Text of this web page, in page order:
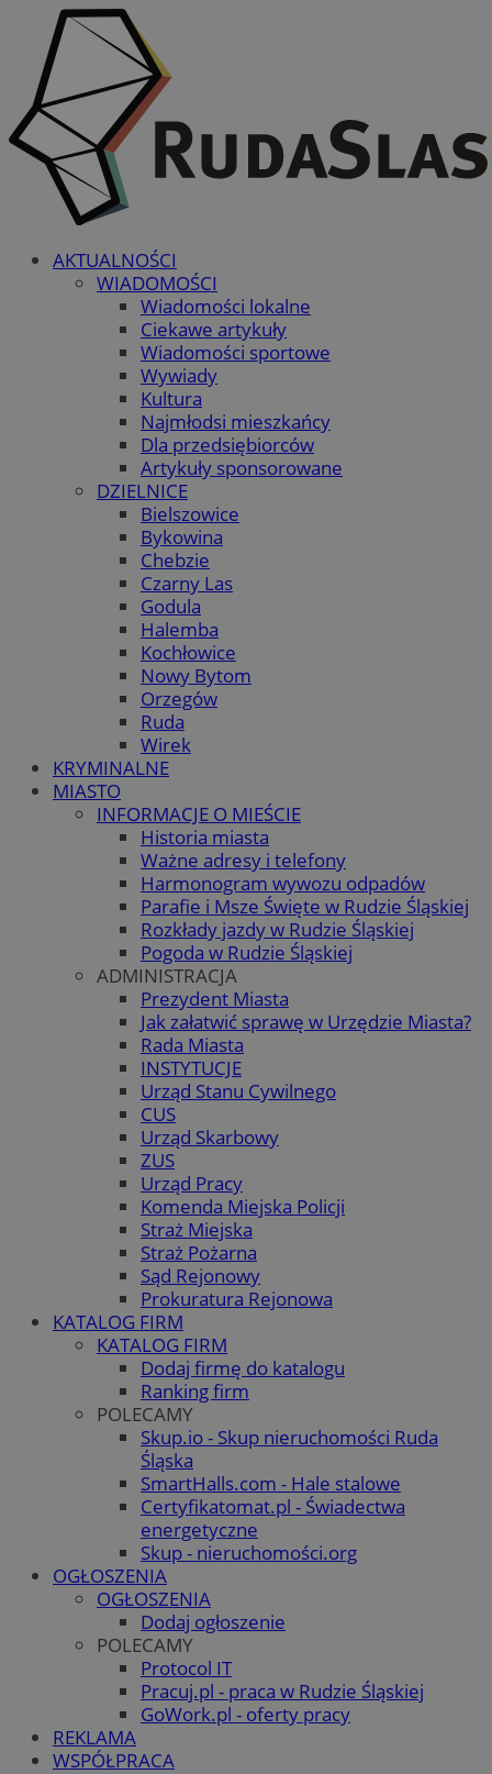
AKTUALNOŚCI
WIADOMOŚCI
Wiadomości lokalne
Ciekawe artykuły
Wiadomości sportowe
Wywiady
Kultura
Najmłodsi mieszkańcy
Dla przedsiębiorców
Artykuły sponsorowane
DZIELNICE
Bielszowice
Bykowina
Chebzie
Czarny Las
Godula
Halemba
Kochłowice
Nowy Bytom
Orzegów
Ruda
Wirek
KRYMINALNE
MIASTO
INFORMACJE O MIEŚCIE
Historia miasta
Ważne adresy i telefony
Harmonogram wywozu odpadów
Parafie i Msze Święte w Rudzie Śląskiej
Rozkłady jazdy w Rudzie Śląskiej
Pogoda w Rudzie Śląskiej
ADMINISTRACJA
Prezydent Miasta
Jak załatwić sprawę w Urzędzie Miasta?
Rada Miasta
INSTYTUCJE
Urząd Stanu Cywilnego
CUS
Urząd Skarbowy
ZUS
Urząd Pracy
Komenda Miejska Policji
Straż Miejska
Straż Pożarna
Sąd Rejonowy
Prokuratura Rejonowa
KATALOG FIRM
KATALOG FIRM
Dodaj firmę do katalogu
Ranking firm
POLECAMY
Skup.io - Skup nieruchomości Ruda
Śląska
SmartHalls.com - Hale stalowe
Certyfikatomat.pl - Świadectwa
energetyczne
Skup - nieruchomości.org
OGŁOSZENIA
OGŁOSZENIA
Dodaj ogłoszenie
POLECAMY
Protocol IT
Pracuj.pl - praca w Rudzie Śląskiej
GoWork.pl - oferty pracy
REKLAMA
WSPÓŁPRACA